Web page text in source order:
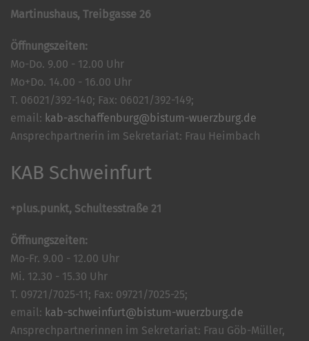
Martinushaus, Treibgasse 26
Öffnungszeiten:
Mo-Do. 9.00 - 12.00 Uhr
Mo+Do. 14.00 - 16.00 Uhr
T. 06021/392-140; Fax: 06021/392-149;
email: kab-aschaffenburg@bistum-wuerzburg.de
Ansprechpartnerin im Sekretariat: Frau Heimbach
KAB Schweinfurt
+plus.punkt, Schultesstraße 21
Öffnungszeiten:
Mo-Fr. 9.00 - 12.00 Uhr
Mi. 12.30 - 15.30 Uhr
T. 09721/7025-11; Fax: 09721/7025-25;
email: kab-schweinfurt@bistum-wuerzburg.de
Ansprechpartnerinnen im Sekretariat: Frau Göb-Müller,